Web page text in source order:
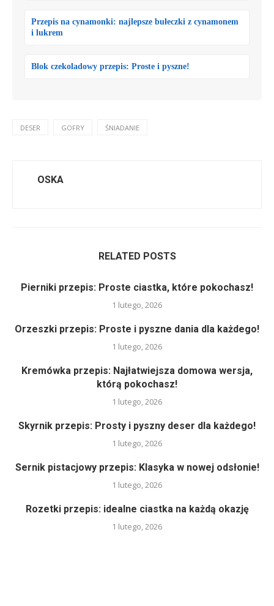
Przepis na cynamonki: najlepsze bułeczki z cynamonem
i lukrem
Blok czekoladowy przepis: Proste i pyszne!
DESER GOFRY ŚNIADANIE
OSKA
RELATED POSTS
Pierniki przepis: Proste ciastka, które pokochasz!
1 lutego, 2026
Orzeszki przepis: Proste i pyszne dania dla każdego!
1 lutego, 2026
Kremówka przepis: Najłatwiejsza domowa wersja,
którą pokochasz!
1 lutego, 2026
Skyrnik przepis: Prosty i pyszny deser dla każdego!
1 lutego, 2026
Sernik pistacjowy przepis: Klasyka w nowej odsłonie!
1 lutego, 2026
Rozetki przepis: idealne ciastka na każdą okazję
1 lutego, 2026